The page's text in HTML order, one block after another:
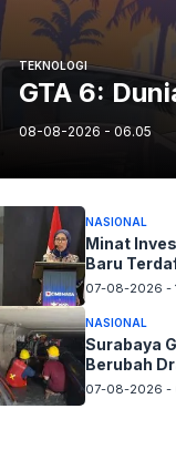
SID Baru
sepak
sosial.
untuk
di mana
nama Indonesia
Mohamad Azriel
TEKNOLOGI
GTA 6:
08-08-2026 - 06.05
NASIONAL
Minat
Baru
07-08-2026 -
NASIONAL
Surabaya
Berubah
07-08-2026 -